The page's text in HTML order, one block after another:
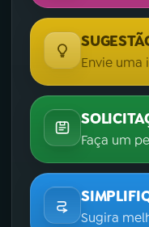
Envie uma
Faça um
Sugira